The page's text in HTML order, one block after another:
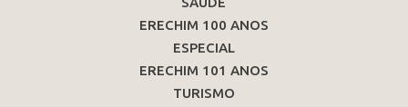
ERECHIM 100 ANOS
ESPECIAL
ERECHIM 101 ANOS
TURISMO